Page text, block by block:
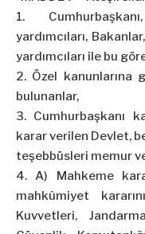
1.
yardımcıları,
yardımcıları ile bu
2. Özel kanunlarına
bulunanlar,
3. Cumhurbaşkanı
karar verilen Devlet,
teşebbüsleri memur
4. A) Mahkeme
mahkûmiyet
Kuvvetleri,